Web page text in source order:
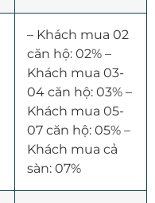
– Khách mua 02
căn hộ: 02% –
Khách mua 03-
04 căn hộ: 03% –
Khách mua 05-
07 căn hộ: 05% –
Khách mua cả
sàn: 07%